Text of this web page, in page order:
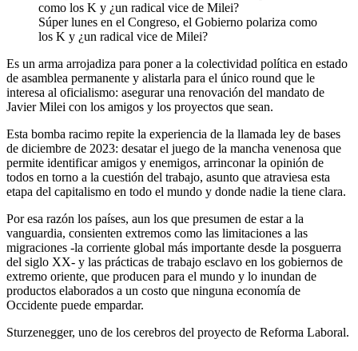
Súper lunes en el Congreso, el Gobierno polariza como
los K y ¿un radical vice de Milei?
Es un arma arrojadiza para poner a la colectividad política en estado
de asamblea permanente y alistarla para el único round que le
interesa al oficialismo: asegurar una renovación del mandato de
Javier Milei con los amigos y los proyectos que sean.
Esta bomba racimo repite la experiencia de la llamada ley de bases
de diciembre de 2023: desatar el juego de la mancha venenosa que
permite identificar amigos y enemigos, arrinconar la opinión de
todos en torno a la cuestión del trabajo, asunto que atraviesa esta
etapa del capitalismo en todo el mundo y donde nadie la tiene clara.
Por esa razón los países, aun los que presumen de estar a la
vanguardia, consienten extremos como las limitaciones a las
migraciones -la corriente global más importante desde la posguerra
del siglo XX- y las prácticas de trabajo esclavo en los gobiernos de
extremo oriente, que producen para el mundo y lo inundan de
productos elaborados a un costo que ninguna economía de
Occidente puede empardar.
Sturzenegger, uno de los cerebros del proyecto de Reforma Laboral.